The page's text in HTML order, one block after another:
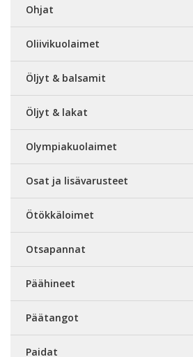
Ohjat
Oliivikuolaimet
Öljyt & balsamit
Öljyt & lakat
Olympiakuolaimet
Osat ja lisävarusteet
Ötökkäloimet
Otsapannat
Päähineet
Päätangot
Paidat